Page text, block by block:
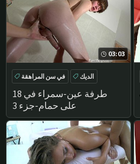
03:03
18 طرفة عين-سمراء في
على حمام-جزء 3
في سن المراهقة
الديك
HANDJOB
تدليك